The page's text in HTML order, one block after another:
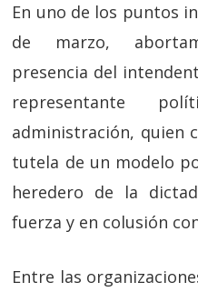
En uno de los puntos
de marzo,
presencia del
representante
administración, quien
tutela de un modelo
heredero de la
fuerza y en colusión
Entre las